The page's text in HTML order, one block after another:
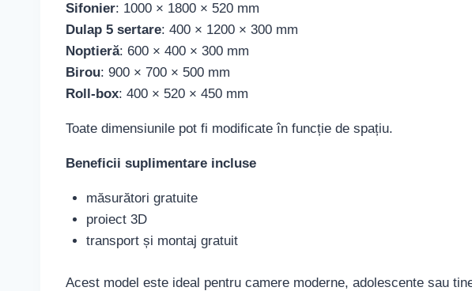
Sifonier: 1000 × 1800 × 520 mm
Dulap 5 sertare: 400 × 1200 × 300 mm
Noptieră: 600 × 400 × 300 mm
Birou: 900 × 700 × 500 mm
Roll-box: 400 × 520 × 450 mm
Toate dimensiunile pot fi modificate în funcție de spațiu.
Beneficii suplimentare incluse
măsurători gratuite
proiect 3D
transport și montaj gratuit
Acest model este ideal pentru camere moderne, adolescente sau